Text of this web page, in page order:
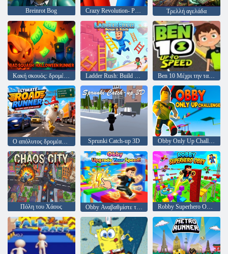
Breinrot Bog Crazy Revolution- Police Runner Hyper Casual Τρελλή αγελάδα
Κακή σκουός: δρομέας αποκριών Ladder Rush: Build & Race Ben 10 Μέχρι την ταχύτητα
Ο απόλυτος δρομέας δρόμου Sprunki Catch-up 3D Obby Only Up Challenge
Πόλη του Χάους Obby Αναβαθμίστε την ταχύτητά σας!